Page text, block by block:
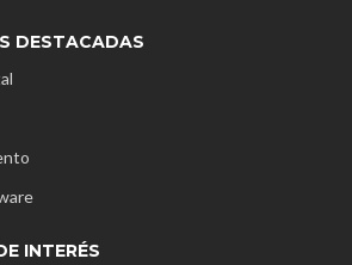
DESTACADAS
INTERÉS